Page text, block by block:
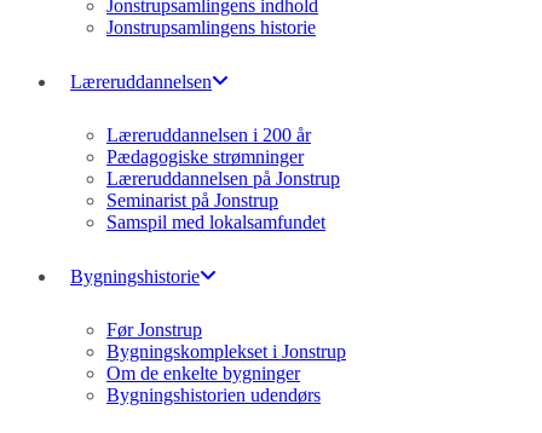
Jonstrupsamlingens indhold
Jonstrupsamlingens historie
Læreruddannelsen
Læreruddannelsen i 200 år
Pædagogiske strømninger
Læreruddannelsen på Jonstrup
Seminarist på Jonstrup
Samspil med lokalsamfundet
Bygningshistorie
Før Jonstrup
Bygningskomplekset i Jonstrup
Om de enkelte bygninger
Bygningshistorien udendørs